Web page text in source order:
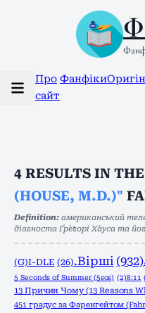
Про
сайт
Фанфіки
4 RESULTS IN THE
(HOUSE, M.D.)"
Definition: американський
діагноста Ґре́ґорі Ха́уса та
(G)I-DLE (26).Вірші (932)
5 Seconds of Summer (5sos) (2)8:11
13 Причин Чому (13 Reasons
451 градус за Фаренгейтом